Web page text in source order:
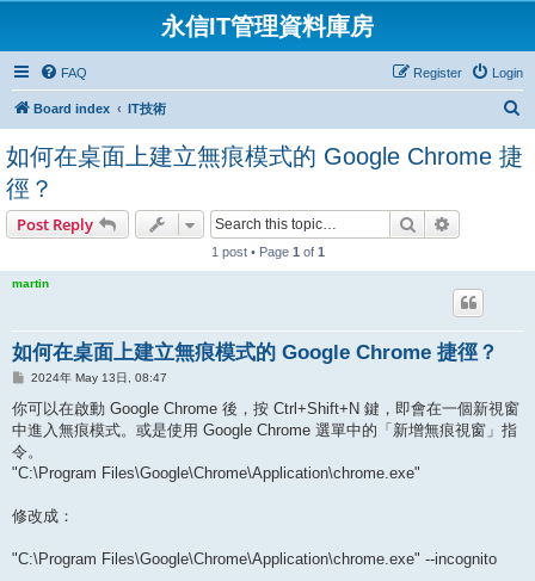
永信IT管理資料庫房
FAQ Login
Register
Board index IT技術
如何在桌面上建立無痕模式的 Google Chrome 捷
徑？
Post Reply Search
1 post • Page 1 of 1
martin
如何在桌面上建立無痕模式的 Google Chrome 捷徑？
P
s
2024年 May 13日, 08:47
你可以在啟動 Google Chrome 後，按 Ctrl+Shift+N 鍵，即會在一個新視窗
中進入無痕模式。或是使用 Google Chrome 選單中的「新增無痕視窗」指
令。
"C:\Program Files\Google\Chrome\Application\chrome.exe"
修改成：
"C:\Program Files\Google\Chrome\Application\chrome.exe" --incognito